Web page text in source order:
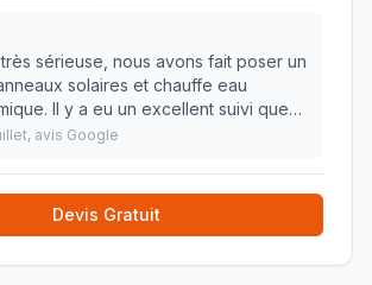
sérieuse, nous avons fait poser un
solaires et chauffe eau
Il y a eu un excellent suivi que
et administratif. Je recommande !!
, avis Google
Devis Gratuit